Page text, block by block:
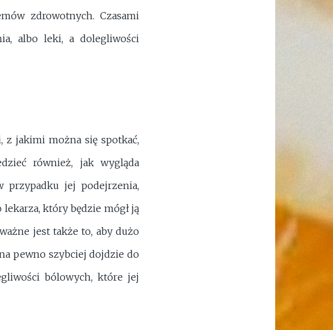
zdrowotnych. Czasami
albo leki, a dolegliwości
z jakimi można się spotkać,
również, jak wygląda
przypadku jej podejrzenia,
który będzie mógł ją
jest także to, aby dużo
pewno szybciej dojdzie do
bólowych, które jej